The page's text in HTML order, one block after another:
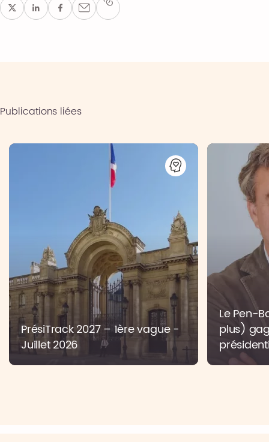
Publications liées
PrésiTrack 2027 – 1ère vague -
Juillet 2026
Le Pen-
plus)